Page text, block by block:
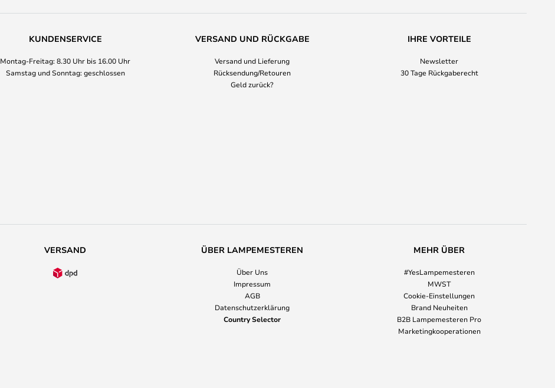
KUNDENSERVICE
Montag-Freitag: 8.30 Uhr bis 16.00 Uhr
Samstag und Sonntag: geschlossen
VERSAND UND RÜCKGABE
Versand und Lieferung
Rücksendung/Retouren
Geld zurück?
IHRE VORTEILE
Newsletter
30 Tage Rückgaberecht
VERSAND ÜBER LAMPEMESTEREN
Über Uns
Impressum
AGB
Datenschutzerklärung
Country Selector
MEHR ÜBER
#YesLampemesteren
MWST
Cookie-Einstellungen
Brand Neuheiten
B2B Lampemesteren Pro
Marketingkooperationen